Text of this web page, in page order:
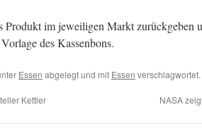
Produkt im jeweiligen Markt zurückgeben
des Kassenbons.
Essen abgelegt und mit Essen
Kettler NASA